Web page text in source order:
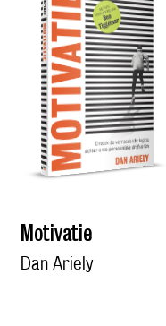
Motivatie
Dan Ariely